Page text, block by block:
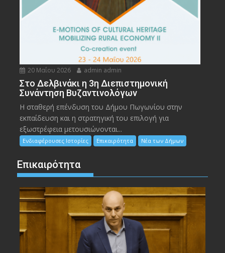
20 Μαΐου 2026 admin admin
Στο Δελβινάκι η 3η Διεπιστημονική
Συνάντηση Βυζαντινολόγων
Η σταθερή επένδυση του Δήμου Πωγωνίου στην
εκπαίδευση και η στρατηγική του επιλογή για
εξωστρέφεια μετουσιώνονται...
Ενδιαφέρουσες Ιστορίες Επικαιρότητα Νέα των Δήμων
Επικαιρότητα